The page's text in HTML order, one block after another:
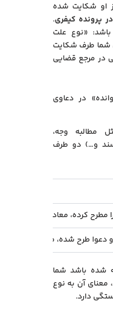
او شکایت شده
پرونده کیفری.
«نوع علت
شما طرف شکایت
در مرجع قضایی
در دعاوی
مطالبه وجه،
سند و…) دو طرف
مطرح کرده، معادل شاکی در
دعوا طرح شده، معادل متهم در
شده باشد شما
معنای آن به نوع
دارد.